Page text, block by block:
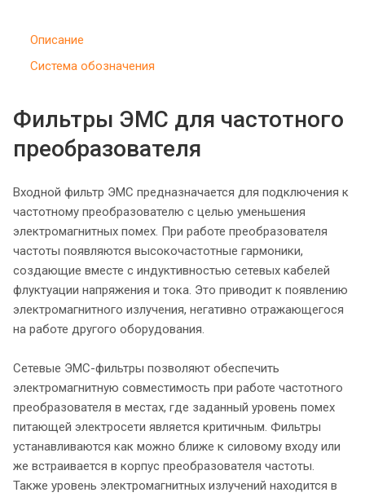
Описание
Система обозначения
Фильтры ЭМС для частотного
преобразователя
Входной фильтр ЭМС предназначается для подключения к
частотному преобразователю с целью уменьшения
электромагнитных помех. При работе преобразователя
частоты появляются высокочастотные гармоники,
создающие вместе с индуктивностью сетевых кабелей
флуктуации напряжения и тока. Это приводит к появлению
электромагнитного излучения, негативно отражающегося
на работе другого оборудования.
Сетевые ЭМС-фильтры позволяют обеспечить
электромагнитную совместимость при работе частотного
преобразователя в местах, где заданный уровень помех
питающей электросети является критичным. Фильтры
устанавливаются как можно ближе к силовому входу или
же встраивается в корпус преобразователя частоты.
Также уровень электромагнитных излучений находится в